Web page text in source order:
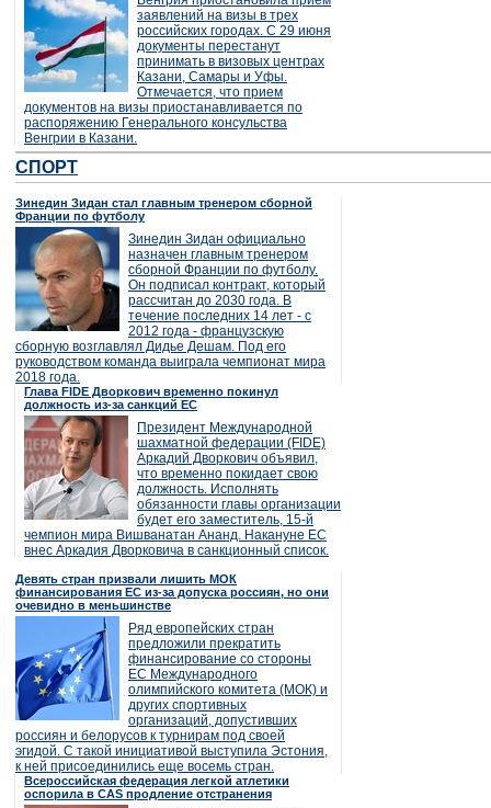
заявлений на визы в трех
российских городах. С 29 июня
документы перестанут
принимать в визовых центрах
Казани, Самары и Уфы.
Отмечается, что прием
документов на визы приостанавливается по
распоряжению Генерального консульства
Венгрии в Казани.
СПОРТ
Зинедин Зидан стал главным тренером сборной
Франции по футболу
Зинедин Зидан официально
назначен главным тренером
сборной Франции по футболу.
Он подписал контракт, который
рассчитан до 2030 года. В
течение последних 14 лет - с
2012 года - французскую
сборную возглавлял Дидье Дешам. Под его
руководством команда выиграла чемпионат мира
2018 года.
Глава FIDE Дворкович временно покинул
должность из-за санкций ЕС
Президент Международной
шахматной федерации (FIDE)
Аркадий Дворкович объявил,
что временно покидает свою
должность. Исполнять
обязанности главы организации
будет его заместитель, 15-й
чемпион мира Вишванатан Ананд. Накануне ЕС
внес Аркадия Дворковича в санкционный список.
Девять стран призвали лишить МОК
финансирования ЕС из-за допуска россиян, но они
очевидно в меньшинстве
Ряд европейских стран
предложили прекратить
финансирование со стороны
ЕС Международного
олимпийского комитета (МОК) и
других спортивных
организаций, допустивших
россиян и белорусов к турнирам под своей
эгидой. С такой инициативой выступила Эстония,
к ней присоединились еще восемь стран.
Всероссийская федерация легкой атлетики
оспорила в CAS продление отстранения